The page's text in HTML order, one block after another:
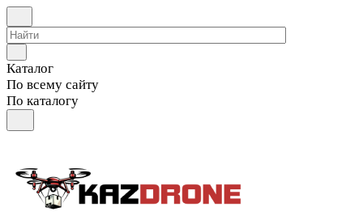
Каталог
По всему сайту
По каталогу